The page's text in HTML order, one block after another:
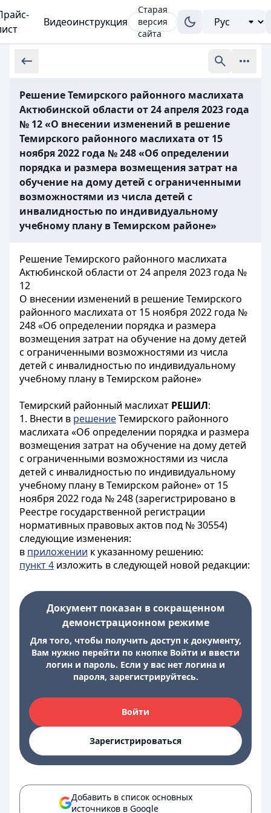
Видеоинструкция
Старая
версия
сайта
Решение Темирского районного маслихата
Актюбинской области от 24 апреля 2023 года
№ 12 «О внесении изменений в решение
Темирского районного маслихата от 15
ноября 2022 года № 248 «Об определении
порядка и размера возмещения затрат на
обучение на дому детей с ограниченными
возможностями из числа детей с
инвалидностью по индивидуальному
учебному плану в Темирском районе»
Решение Темирского районного маслихата
Актюбинской области от 24 апреля 2023 года №
12
О внесении изменений в решение Темирского
районного маслихата от 15 ноября 2022 года №
248 «Об определении порядка и размера
возмещения затрат на обучение на дому детей
с ограниченными возможностями из числа
детей с инвалидностью по индивидуальному
учебному плану в Темирском районе»
Темирский районный маслихат РЕШИЛ:
1. Внести в решениеТемирского районного
маслихата «Об определении порядка и размера
возмещения затрат на обучение на дому детей
с ограниченными возможностями из числа
детей с инвалидностью по индивидуальному
учебному плану в Темирском районе» от 15
ноября 2022 года № 248 (зарегистрировано в
Реестре государственной регистрации
нормативных правовых актов под № 30554)
следующие изменения:
в приложении к указанному решению:
пункт 4 изложить в следующей новой редакции:
Документ показан в сокращенном
демонстрационном режиме
Для того, чтобы получить доступ к документу,
Вам нужно перейти по кнопке Войти и ввести
логин и пароль. Если у вас нет логина и
пароля, зарегистрируйтесь.
Войти
Зарегистрироваться
Добавить в список основных
источников в Google